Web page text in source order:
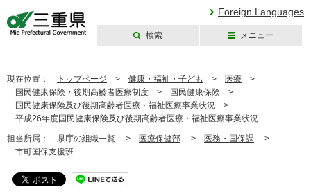
Foreign Languages
検索 メニュー
現在位置： トップページ > 健康・福祉・子ども > 医療 >
国民健康保険・後期高齢者医療制度 > 国民健康保険 >
国民健康保険及び後期高齢者医療・福祉医療事業状況 >
平成26年度国民健康保険及び後期高齢者医療・福祉医療事業状況
担当所属： 県庁の組織一覧 > 医療保健部 > 医務・国保課 >
市町国保支援班